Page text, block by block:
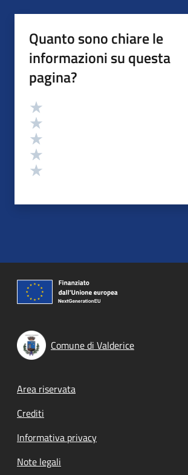
Quanto sono chiare le
informazioni su questa
pagina?
Valutazione
Comune di Valderice
Footer menu
Area riservata
Crediti
Informativa privacy
Note legali